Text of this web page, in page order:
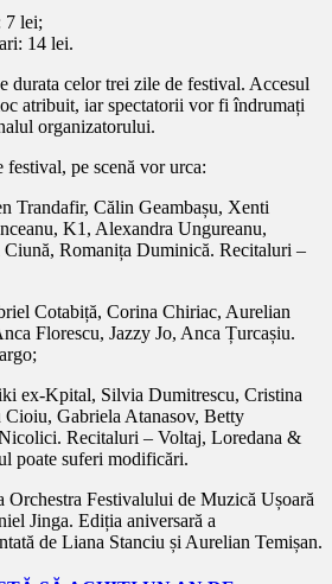
7 lei;
14 lei.
durata celor trei zile de festival. Accesul
atribuit, iar spectatorii vor fi îndrumați
organizatorului.
pe scenă vor urca:
Trandafir, Călin Geambașu, Xenti
K1, Alexandra Ungureanu,
Romanița Duminică. Recitaluri –
Cotabiță, Corina Chiriac, Aurelian
Florescu, Jazzy Jo, Anca Țurcașiu.
ex-Kpital, Silvia Dumitrescu, Cristina
Gabriela Atanasov, Betty
Recitaluri – Voltaj, Loredana &
poate suferi modificări.
Orchestra Festivalului de Muzică Ușoară
Jinga. Ediția aniversară a
de Liana Stanciu și Aurelian Temișan.